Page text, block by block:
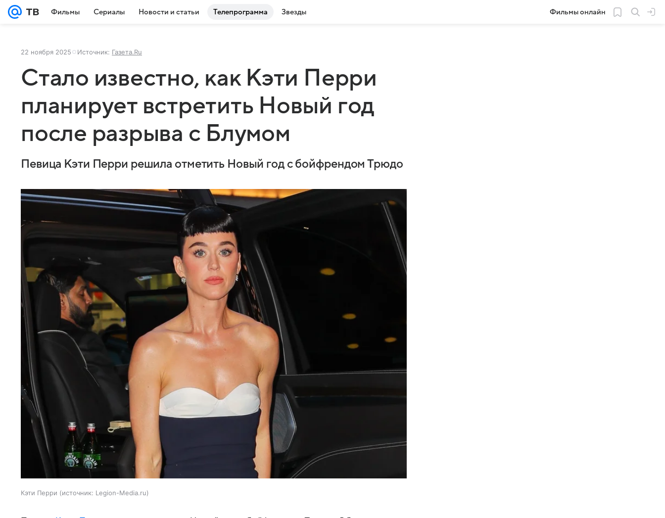
Фильмы Сериалы Новости и статьи Телепрограмма Звезды Фильмы онлайн
22 ноября 2025 Источник: Газета.Ru
Стало известно, как Кэти Перри
планирует встретить Новый год
после разрыва с Блумом
Певица Кэти Перри решила отметить Новый год с бойфрендом Трюдо
Кэти Перри источник: Legion-Media.ru